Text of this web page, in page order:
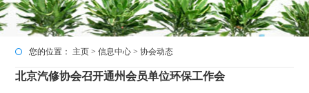
您的位置： 主页 >信息中心 >协会动态
北京汽修协会召开通州会员单位环保工作会